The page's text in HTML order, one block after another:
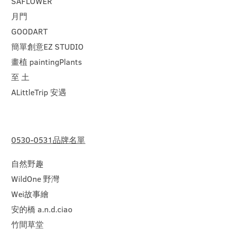
月門
GOODART
簡單創意EZ STUDIO
畫植 paintingPlants
至 土
ALittleTrip 安遇
0530-0531品牌名單
自然野趣
WildOne 野灣
Wei故事繪
安的橋 a.n.d.ciao
竹間草堂